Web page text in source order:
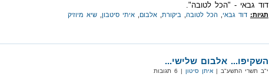
דוד גבאי - "הכל לטובה".
תגיות: דוד גבאי הכל לטובה ביקורת אלבום איתי סיטבון שיא מיוזיק
השקיפו... אלבום שלישי...
י"ב תשרי התשע"ב | איתן סיטון | 6 תגובות